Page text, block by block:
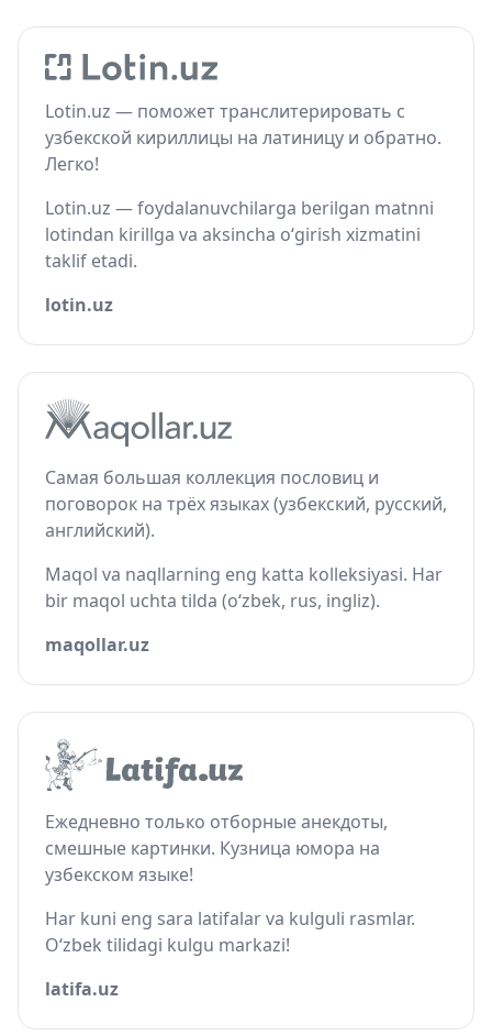
Lotin.uz — поможет транслитерировать с
узбекской кириллицы на латиницу и обратно.
Легко!
Lotin.uz — foydalanuvchilarga berilgan matnni
lotindan kirillga va aksincha o‘girish xizmatini
taklif etadi.
lotin.uz
Самая большая коллекция пословиц и
поговорок на трёх языках (узбекский, русский,
английский).
Maqol va naqllarning eng katta kolleksiyasi. Har
bir maqol uchta tilda (o‘zbek, rus, ingliz).
maqollar.uz
Ежедневно только отборные анекдоты,
смешные картинки. Кузница юмора на
узбекском языке!
Har kuni eng sara latifalar va kulguli rasmlar.
O‘zbek tilidagi kulgu markazi!
latifa.uz